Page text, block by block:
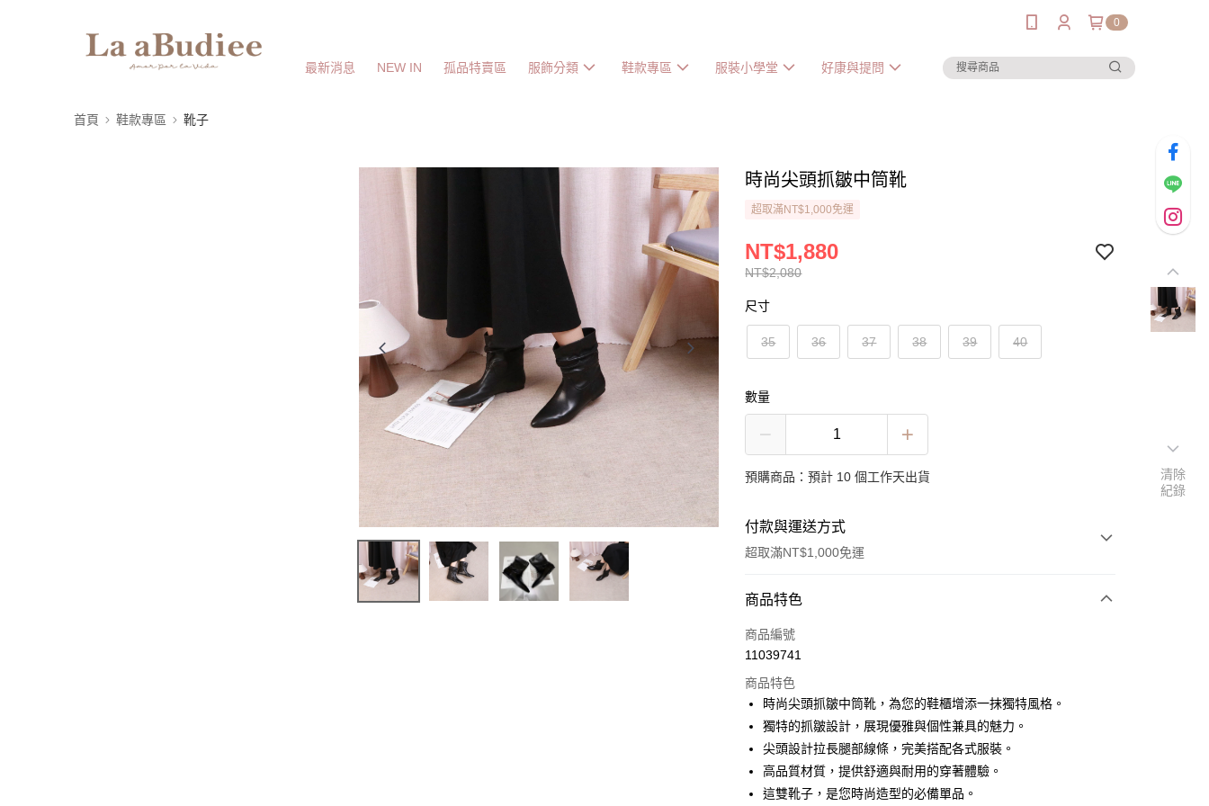
0
最新消息 NEW IN 孤品特賣區 服飾分類 鞋款專區 服裝小學堂 好康與提問
首頁 鞋款專區 靴子
時尚尖頭抓皺中筒靴
超取滿NT$1,000免運
NT$2,080
NT$1,880
尺寸
35 36 37 38 39 40
數量
預購商品：預計 10 個工作天出貨
付款與運送方式
超取滿NT$1,000免運
付款方式
信用卡一次付款
街口支付
悠遊付
ATM付款
貨到付款
商品特色
商品編號
11039741
商品特色
時尚尖頭抓皺中筒靴，為您的鞋櫃增添一抹獨特風格。
獨特的抓皺設計，展現優雅與個性兼具的魅力。
尖頭設計拉長腿部線條，完美搭配各式服裝。
高品質材質，提供舒適與耐用的穿著體驗。
這雙靴子，是您時尚造型的必備單品。
清除
紀錄